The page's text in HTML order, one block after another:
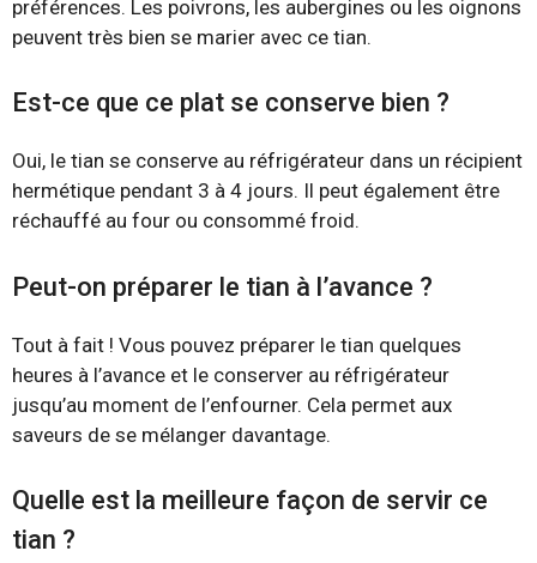
préférences. Les poivrons, les aubergines ou les oignons
peuvent très bien se marier avec ce tian.
Est-ce que ce plat se conserve bien ?
Oui, le tian se conserve au réfrigérateur dans un récipient
hermétique pendant 3 à 4 jours. Il peut également être
réchauffé au four ou consommé froid.
Peut-on préparer le tian à l’avance ?
Tout à fait ! Vous pouvez préparer le tian quelques
heures à l’avance et le conserver au réfrigérateur
jusqu’au moment de l’enfourner. Cela permet aux
saveurs de se mélanger davantage.
Quelle est la meilleure façon de servir ce
tian ?